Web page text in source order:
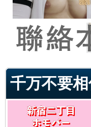
千万不要